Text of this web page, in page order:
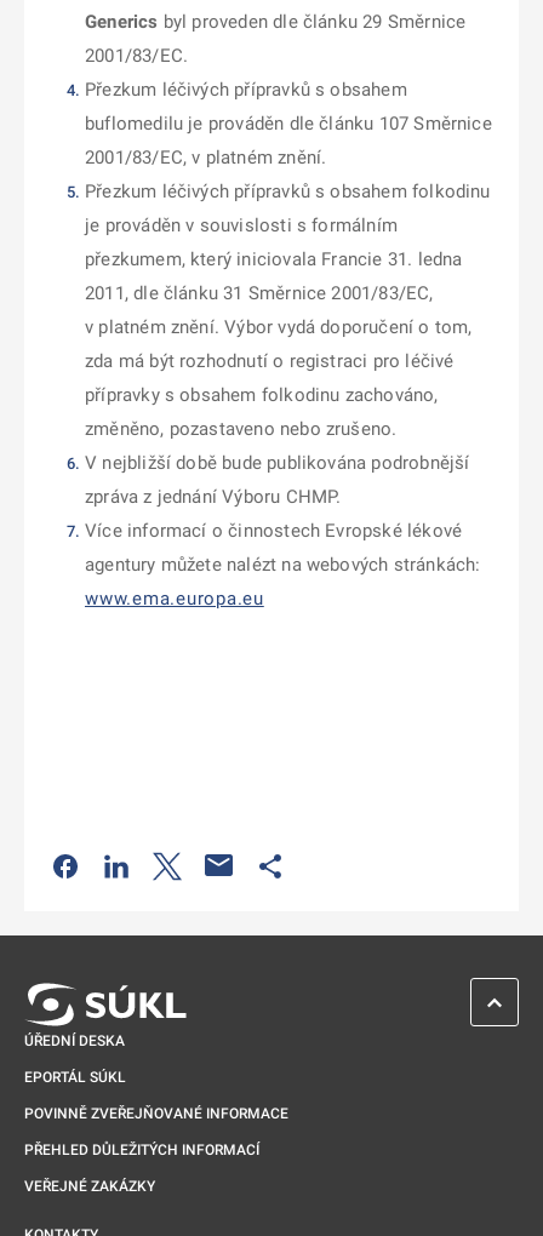
Generics byl proveden dle článku 29 Směrnice
2001/83/EC.
Přezkum léčivých přípravků s obsahem
buflomedilu je prováděn dle článku 107 Směrnice
2001/83/EC, v platném znění.
Přezkum léčivých přípravků s obsahem folkodinu
je prováděn v souvislosti s formálním
přezkumem, který iniciovala Francie 31. ledna
2011, dle článku 31 Směrnice 2001/83/EC,
v platném znění. Výbor vydá doporučení o tom,
zda má být rozhodnutí o registraci pro léčivé
přípravky s obsahem folkodinu zachováno,
změněno, pozastaveno nebo zrušeno.
V nejbližší době bude publikována podrobnější
zpráva z jednání Výboru CHMP.
Více informací o činnostech Evropské lékové
agentury můžete nalézt na webových stránkách:
www.ema.europa.eu
Odkaz se otevře na nové kartě
Odkaz se otevře na nové kartě
Odkaz se otevře na nové kartě
ÚŘEDNÍ DESKA
EPORTÁL SÚKL
POVINNĚ ZVEŘEJŇOVANÉ INFORMACE
PŘEHLED DŮLEŽITÝCH INFORMACÍ
VEŘEJNÉ ZAKÁZKY
ZPĚT